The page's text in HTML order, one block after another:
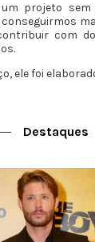
projeto
com
ele foi
Destaques